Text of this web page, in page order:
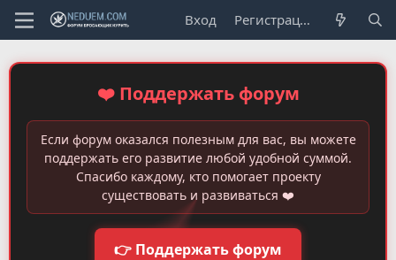
Вход Регистрация
❤️ Поддержать форум
Если форум оказался полезным для вас, вы можете
поддержать его развитие любой удобной суммой.
Спасибо каждому, кто помогает проекту
существовать и развиваться ❤️
👉 Поддержать форум